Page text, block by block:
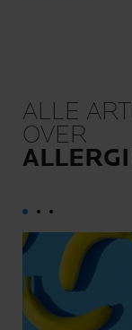
ALLE
OVER